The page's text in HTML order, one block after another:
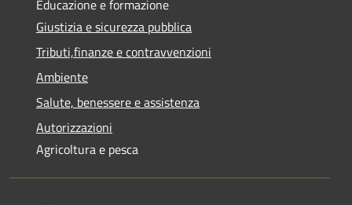
Educazione e formazione
Giustizia e sicurezza pubblica
Tributi,finanze e contravvenzioni
Ambiente
Salute, benessere e assistenza
Autorizzazioni
Agricoltura e pesca